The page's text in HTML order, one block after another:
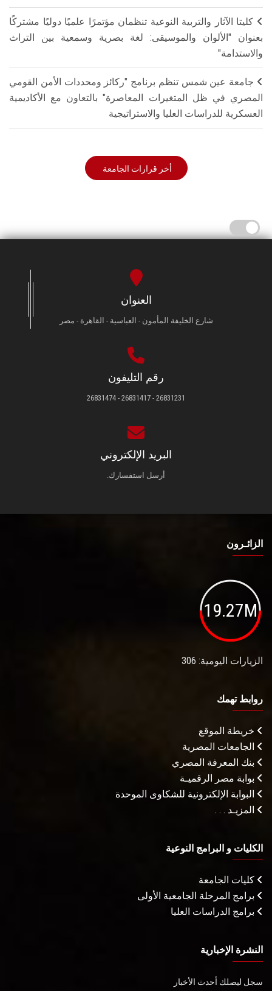
كليتا الآثار والتربية النوعية تنظمان مؤتمرًا علميًا دوليًا مشتركًا
بعنوان "الألوان والموسيقى: لغة بصرية وسمعية بين التراث
والاستدامة"
جامعة عين شمس تنظم برنامج "ركائز ومحددات الأمن القومي
المصري في ظل المتغيرات المعاصرة" بالتعاون مع الأكاديمية
العسكرية للدراسات العليا والاستراتيجية
أخر قرارات الجامعة
العنوان
شارع الخليفة المأمون - العباسية - القاهرة - مصر
رقم التليفون
26831231 - 26831417 - 26831474
البريد الإلكتروني
أرسل استفسارك.
الزائـرون
19.27M
الزيارات اليومية: 306
روابط تهمك
خريطة الموقع
الجامعات المصرية
بنك المعرفة المصري
بوابة مصر الرقميـة
البوابة الإلكترونية للشكاوى الموحدة
المزيـد . . .
الكليات و البرامج النوعية
كليات الجامعة
برامج المرحلة الجامعية الأولى
برامج الدراسات العليا
النشرة الإخبارية
سجل ليصلك أحدث الأخبار